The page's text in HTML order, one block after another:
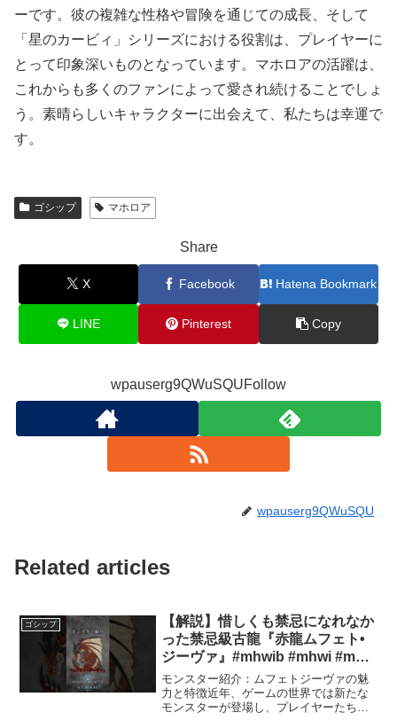
ーです。彼の複雑な性格や冒険を通じての成長、そして
「星のカービィ」シリーズにおける役割は、プレイヤーに
とって印象深いものとなっています。マホロアの活躍は、
これからも多くのファンによって愛され続けることでしょ
う。素晴らしいキャラクターに出会えて、私たちは幸運で
す。
ゴシップ マホロア
Share
X Facebook Hatena Bookmark
LINE Pinterest Copy
wpauserg9QWuSQUFollow
wpauserg9QWuSQU
Related articles
ゴシップ
【解説】惜しくも禁忌になれなか
った禁忌級古龍『赤龍ムフェト•
ジーヴァ』#mhwib #mhwi #mhw
#モンハンワールドアイスボーン
#モンハンワールド #大剣 #ゲーム
実況
モンスター紹介：ムフェトジーヴァの魅
力と特徴近年、ゲームの世界では新たな
モンスターが登場し、プレイヤーたちを